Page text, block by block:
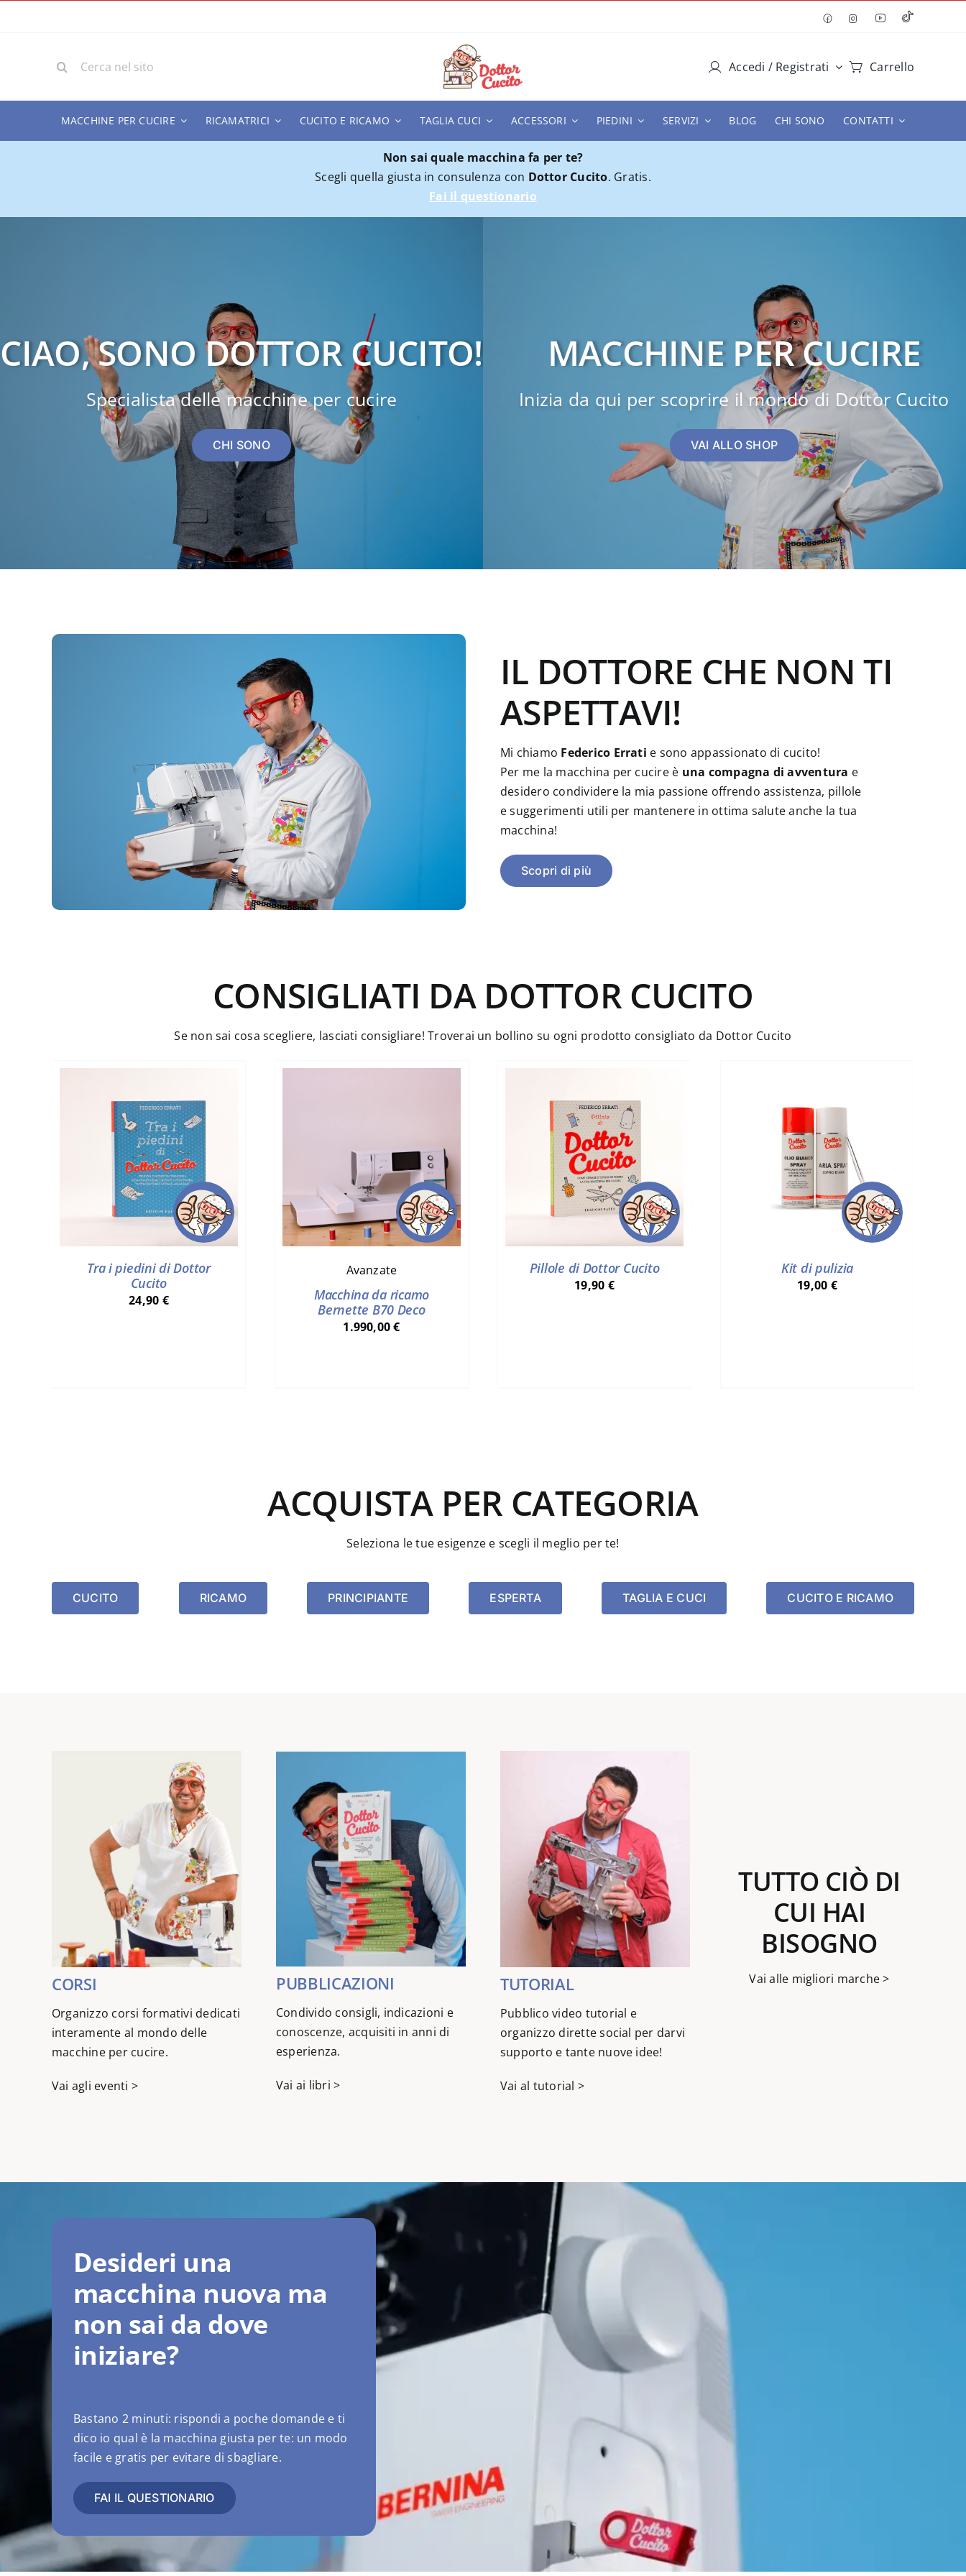
per:
Accedi / Registrati Carrello
MACCHINE PER CUCIRE RICAMATRICI CUCITO E RICAMO TAGLIA CUCI ACCESSORI PIEDINI SERVIZI BLOG CHI SONO CONTATTI
Non sai quale macchina fa per te?
Scegli quella giusta in consulenza con Dottor Cucito. Gratis.
Fai il questionario
CIAO, SONO DOTTOR CUCITO!
Specialista delle macchine per cucire
CHI SONO
MACCHINE PER CUCIRE
Inizia da qui per scoprire il mondo di Dottor Cucito
VAI ALLO SHOP
IL DOTTORE CHE NON TI
ASPETTAVI!
Mi chiamo Federico Errati e sono appassionato di cucito!
Per me la macchina per cucire è una compagna di avventura e
desidero condividere la mia passione offrendo assistenza, pillole
e suggerimenti utili per mantenere in ottima salute anche la tua
macchina!
Scopri di più
CONSIGLIATI DA DOTTOR CUCITO
Se non sai cosa scegliere, lasciati consigliare! Troverai un bollino su ogni prodotto consigliato da Dottor Cucito
Tra i piedini di Dottor
Cucito
24,90 €
Avanzate
Macchina da ricamo
Bernette B70 Deco
1.990,00€
Pillole di Dottor Cucito
19,90 €
Kit di pulizia
19,00 €
ACQUISTA PER CATEGORIA
Seleziona le tue esigenze e scegli il meglio per te!
CUCITO RICAMO PRINCIPIANTE ESPERTA TAGLIA E CUCI CUCITO E RICAMO
CORSI
Organizzo corsi formativi dedicati
interamente al mondo delle
macchine per cucire.
Vai agli eventi >
PUBBLICAZIONI
Condivido consigli, indicazioni e
conoscenze, acquisiti in anni di
esperienza.
Vai ai libri >
TUTORIAL
Pubblico video tutorial e
organizzo dirette social per darvi
supporto e tante nuove idee!
Vai al tutorial >
TUTTO CIÒ DI
CUI HAI
BISOGNO
Vai alle migliori marche >
Desideri una
macchina nuova ma
non sai da dove
iniziare?
Bastano 2 minuti: rispondi a poche domande e ti
dico io qual è la macchina giusta per te: un modo
facile e gratis per evitare di sbagliare.
FAI IL QUESTIONARIO